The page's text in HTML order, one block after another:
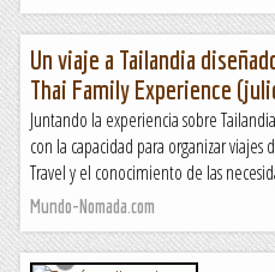
Un viaje a Tailandia
Thai Family Experience
Juntando la experiencia sobre
con la capacidad para organizar
Travel y el conocimiento de las
Mundo-Nomada.com